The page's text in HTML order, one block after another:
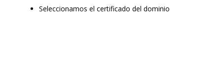
Seleccionamos el certificado del dominio